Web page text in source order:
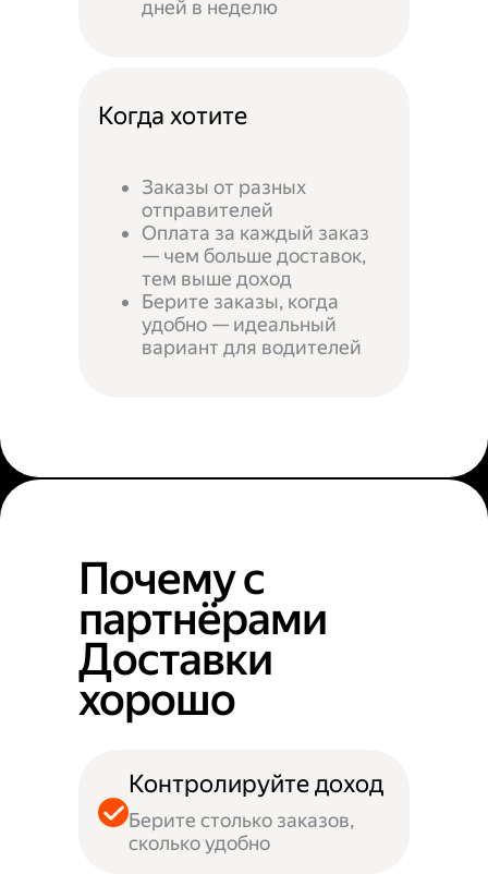
дней в неделю
Когда хотите
Заказы от разных
отправителей
Оплата за каждый заказ
— чем больше доставок,
тем выше доход
Берите заказы, когда
удобно — идеальный
вариант для водителей
Почему с
партнёрами
Доставки
хорошо
Контролируйте доход
Берите столько заказов,
сколько удобно